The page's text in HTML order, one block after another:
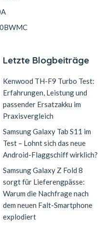
Letzte Blogbeiträge
Kenwood TH-F9 Turbo Test:
Erfahrungen, Leistung und
passender Ersatzakku im
Praxisvergleich
Samsung Galaxy Tab S11 im
Test – Lohnt sich das neue
Android-Flaggschiff wirklich?
Samsung Galaxy Z Fold 8
sorgt für Lieferengpässe:
Warum die Nachfrage nach
dem neuen Falt-Smartphone
explodiert